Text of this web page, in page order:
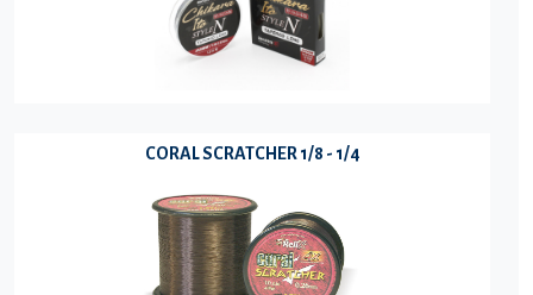
CORAL SCRATCHER 1/8 - 1/4